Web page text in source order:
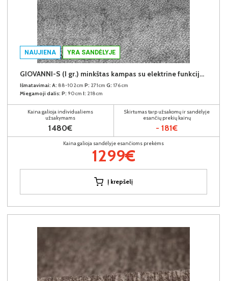
NAUJIENA YRA SANDĖLYJE
GIOVANNI-S (I gr.) minkštas kampas su elektrine funkcija (Aphrodite-21) D
Išmatavimai: A: 88-102cm P: 271cm G: 176cm
Miegamoji dalis: P: 90cm I: 218cm
Kaina galioja individualiems
užsakymams
1480€
Skirtumas tarp užsakomų ir sandėlyje
esančių prekių kainų
- 181€
Kaina galioja sandėlyje esančioms prekėms
1299€
Į krepšelį